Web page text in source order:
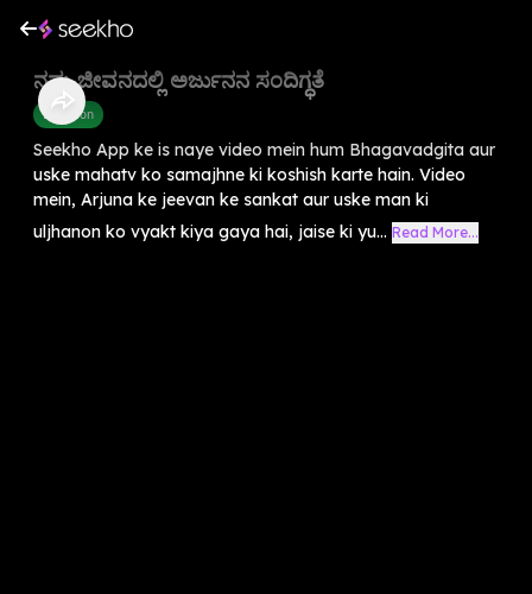
ನಮ್ಮ ಜೀವನದಲ್ಲಿ ಅರ್ಜುನನ ಸಂದಿಗ್ಧತೆ
Devotion
Seekho App ke is naye video mein hum Bhagavadgita aur
uske mahatv ko samajhne ki koshish karte hain. Video
mein, Arjuna ke jeevan ke sankat aur uske man ki
uljhanon ko vyakt kiya gaya hai, jaise ki yu... Read More...